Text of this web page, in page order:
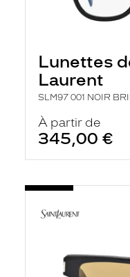
Lunettes
Laurent
SLM97 001 NOIR
À partir de
345,00 €